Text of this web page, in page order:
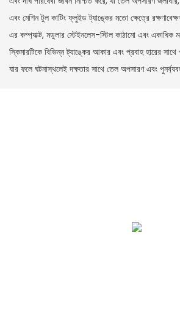
এবং মেশিন টুল কাটিং ফ্লুইড ট্যাঙ্কের মতো ক্ষেত্রে
এর কম্প্যাক্ট, মডুলার স্টেইনলেস-স্টিল কাঠামো এবং একাধিক
স্কিমারটিকে বিভিন্ন ট্যাঙ্কের আকার এবং প্রবাহ হারের
যার ফলে ঘটনাস্থলেই দক্ষতার সাথে তেল অপসারণ এবং